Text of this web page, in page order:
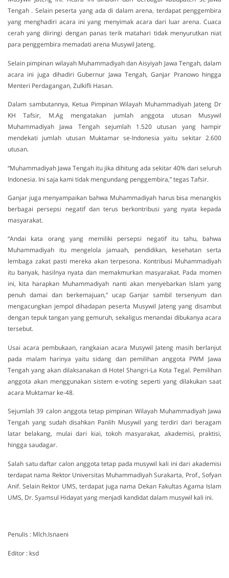
Tengah . Selain peserta yang ada di dalam arena, terdapat penggembira
yang menghadiri acara ini yang menyimak acara dari luar arena. Cuaca
cerah yang diiringi dengan panas terik matahari tidak menyurutkan niat
para penggembira memadati arena Musywil Jateng.
Selain pimpinan wilayah Muhammadiyah dan Aisyiyah Jawa Tengah, dalam
acara ini juga dihadiri Gubernur Jawa Tengah, Ganjar Pranowo hingga
Menteri Perdagangan, Zulkifli Hasan.
Dalam sambutannya, Ketua Pimpinan Wilayah Muhammadiyah Jateng Dr
KH Tafsir, M.Ag mengatakan jumlah anggota utusan Musywil
Muhammadiyah Jawa Tengah sejumlah 1.520 utusan yang hampir
mendekati jumlah utusan Muktamar se-Indonesia yaitu sekitar 2.600
utusan.
“Muhammadiyah Jawa Tengah itu jika dihitung ada sekitar 40% dari seluruh
Indonesia. Ini saja kami tidak mengundang penggembira,” tegas Tafsir.
Ganjar juga menyampaikan bahwa Muhammadiyah harus bisa menangkis
berbagai persepsi negatif dan terus berkontribusi yang nyata kepada
masyarakat.
“Andai kata orang yang memiliki persepsi negatif itu tahu, bahwa
Muhammadiyah itu mengelola jamaah, pendidikan, kesehatan serta
lembaga zakat pasti mereka akan terpesona. Kontribusi Muhammadiyah
itu banyak, hasilnya nyata dan memakmurkan masyarakat. Pada momen
ini, kita harapkan Muhammadiyah nanti akan menyebarkan Islam yang
penuh damai dan berkemajuan,” ucap Ganjar sambil tersenyum dan
mengacungkan jempol dihadapan peserta Musywil Jateng yang disambut
dengan tepuk tangan yang gemuruh, sekaligus menandai dibukanya acara
tersebut.
Usai acara pembukaan, rangkaian acara Musywil Jateng masih berlanjut
pada malam harinya yaitu sidang dan pemilihan anggota PWM Jawa
Tengah yang akan dilaksanakan di Hotel Shangri-La Kota Tegal. Pemilihan
anggota akan menggunakan sistem e-voting seperti yang dilakukan saat
acara Muktamar ke-48.
Sejumlah 39 calon anggota tetap pimpinan Wilayah Muhammadiyah Jawa
Tengah yang sudah disahkan Panlih Musywil yang terdiri dari beragam
latar belakang, mulai dari kiai, tokoh masyarakat, akademisi, praktisi,
hingga saudagar.
Salah satu daftar calon anggota tetap pada musywil kali ini dari akademisi
terdapat nama Rektor Universitas Muhammadiyah Surakarta, Prof., Sofyan
Anif. Selain Rektor UMS, terdapat juga nama Dekan Fakultas Agama Islam
UMS, Dr. Syamsul Hidayat yang menjadi kandidat dalam musywil kali ini.
Penulis : Mlch.Isnaeni
Editor : ksd